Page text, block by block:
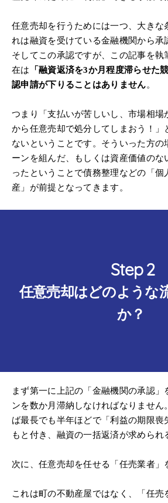
任意売却を行うためには一つ、大きな
れは融資を受けている金融機関から承
そしてこの承認ですが、この記事を執
在は
「融資返済を3か月程度滞らせた
認申請が下りることはありません。
つまり「支払いが苦しいし、市場相場
から任意売却で処分してしまおう！」
ないということです。そういった方の
ーンを組んだ、もしくは資産価値のな
ったということで債務整理などの「個
産」が前提となってきます。
任意売却はどのような
か？
まず第一に上記の「金融機関の承認」
ンを数か月滞納しなければなりません
ば最長でも半年ほどで「利益の期限喪
もと付き、融資の一括返済が求められ
次に、任意売却を任せる「任売業者」
これは町の不動産屋ではなく、「任売